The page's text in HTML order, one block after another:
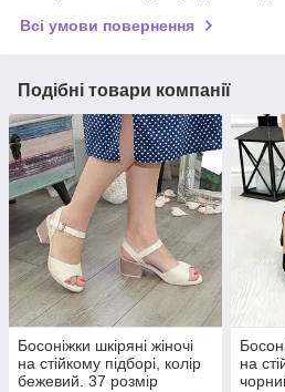
Всі умови повернення
Подібні товари компанії
Босоніжки шкіряні жіночі
на стійкому підборі, колір
бежевий. 37 розмір
на